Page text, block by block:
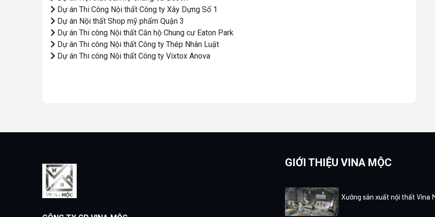
Dự án Thi Công Nội thất Công ty Xây Dựng Số 1
Dự án Nội thất Shop mỹ phẩm Quận 3
Dự án Thi công Nội thất Căn hộ Chung cư Eaton Park
Dự án Thi công Nội thất Công ty Thép Nhân Luật
Dự án Thi công Nội thất Công ty Vixtox Anova
GIỚI THIỆU VINA MỘC
Xưởng sản xuất nội thất Vina